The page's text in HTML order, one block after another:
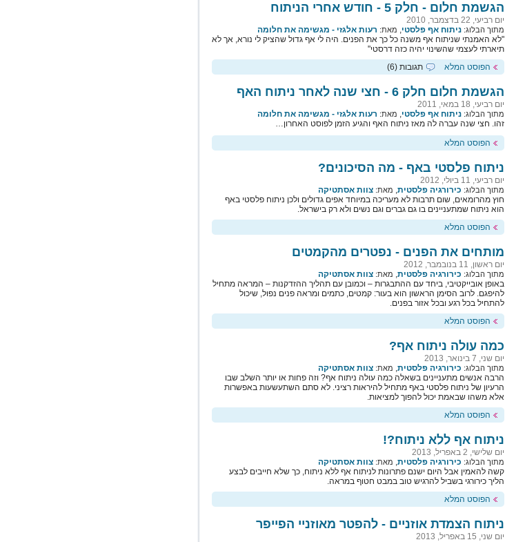
הגשמת חלום - חלק 5 - חודש אחרי הניתוח
יום רביעי, 22 בדצמבר, 2010
מתוך הבלוג: ניתוח אף פלסטי, מאת: רעות אלגזי - מגשימה את חלומה
"לא האמנתי שניתוח אף משנה כל כך את הפנים. היה לי אף גדול שהציק לי נורא, אך לא
תיארתי לעצמי שהשינוי יהיה כזה דרסטי"
הפוסט המלא
תגובות (6)
הגשמת חלום חלק 6 - חצי שנה לאחר ניתוח האף
יום רביעי, 18 במאי, 2011
מתוך הבלוג: ניתוח אף פלסטי, מאת: רעות אלגזי - מגשימה את חלומה
זהו. חצי שנה עברה לה מאז ניתוח האף והגיע הזמן לפוסט האחרון…
הפוסט המלא
ניתוח פלסטי באף - מה הסיכונים?
יום רביעי, 11 ביולי, 2012
מתוך הבלוג: כירורגיה פלסטית, מאת: צוות אסתטיקה
חוץ מהרומאים, שום תרבות לא מעריכה במיוחד אפים גדולים ולכן ניתוח פלסטי באף
הוא ניתוח שמתעניינים בו גם גברים וגם נשים ולא רק בישראל.
הפוסט המלא
מותחים את הפנים - נפטרים מהקמטים
יום ראשון, 11 בנובמבר, 2012
מתוך הבלוג: כירורגיה פלסטית, מאת: צוות אסתטיקה
באופן אובייקטיבי, ביחד עם ההתבגרות – וכמובן עם תהליך ההזדקנות – המראה מתחיל
להיפגם. לרוב הסימן הראשון הוא בעור: קמטים, כתמים ומראה פנים נפול, שיכול
להתחיל בכל רגע ובכל אזור בפנים.
הפוסט המלא
כמה עולה ניתוח אף?
יום שני, 7 בינואר, 2013
מתוך הבלוג: כירורגיה פלסטית, מאת: צוות אסתטיקה
הרבה אנשים מתעניינים בשאלה כמה עולה ניתוח אף? וזה פחות או יותר השלב שבו
הרעיון של ניתוח פלסטי באף מתחיל להיראות רציני. לא סתם השתעשעות באפשרות
אלא משהו שבאמת יכול להפוך למציאות.
הפוסט המלא
ניתוח אף ללא ניתוח?!
יום שלישי, 2 באפריל, 2013
מתוך הבלוג: כירורגיה פלסטית, מאת: צוות אסתטיקה
קשה להאמין אבל היום ישנם פתרונות לניתוח אף ללא ניתוח, כך שלא חייבים לבצע
הליך כירורגי בשביל להרגיש טוב במבט חטוף במראה.
הפוסט המלא
ניתוח הצמדת אוזניים - להפטר מאוזניי הפייפר
יום שני, 15 באפריל, 2013